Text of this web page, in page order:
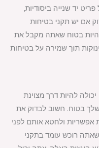
יד שנייה ביסודיות,
אם יש תקני בטיחות
בטוח שאתה מקבל את
תוך שמירה על בטיחות
להיות דרך מצוינת
בטוח. חשוב לבדוק את
אפשריות ולחטא אותם לפני
רוכש עומד בתקני